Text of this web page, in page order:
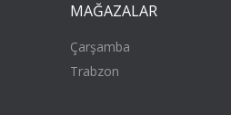
MAĞAZALAR
Çarşamba
Trabzon